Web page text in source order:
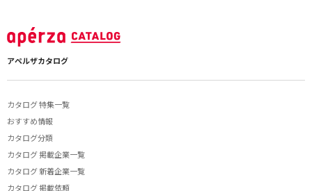
アペルザカタログ
カタログ 特集一覧
おすすめ情報
カタログ分類
カタログ 掲載企業一覧
カタログ 新着企業一覧
カタログ 掲載依頼